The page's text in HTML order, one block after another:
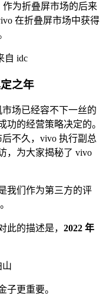
作为折叠屏市场的后来
在折叠屏市场中获得
自 idc
之年
场已经容不下一丝的
功的经营策略决定的。
不久，vivo 执行副总
，为大家揭秘了 vivo
我们作为第三方的评
此的描述是， 2022 年
山
子更重要。